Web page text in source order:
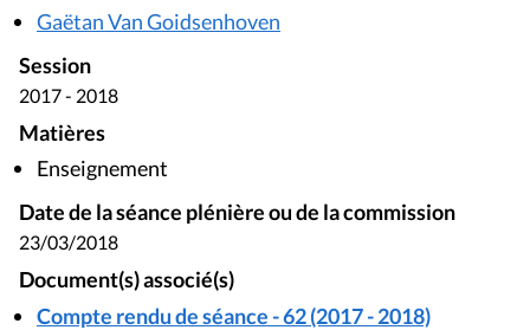
Gaëtan Van Goidsenhoven
Session
2017 - 2018
Matières
Enseignement
Date de la séance plénière ou de la commission
23/03/2018
Document(s) associé(s)
Compte rendu de séance - 62 (2017 - 2018)